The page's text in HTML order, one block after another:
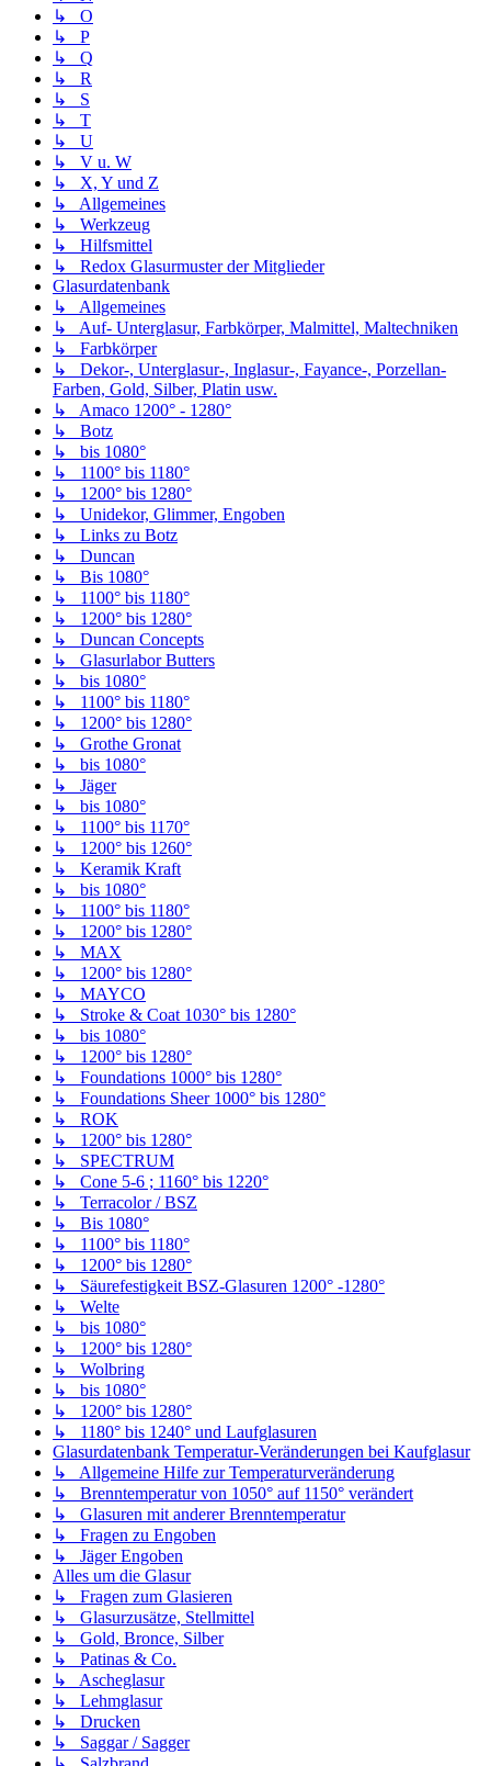
↳ O
↳ P
↳ Q
↳ R
↳ S
↳ T
↳ U
↳ V u. W
↳ X, Y und Z
↳ Allgemeines
↳ Werkzeug
↳ Hilfsmittel
↳ Redox Glasurmuster der Mitglieder
Glasurdatenbank
↳ Allgemeines
↳ Auf- Unterglasur, Farbkörper, Malmittel, Maltechniken
↳ Farbkörper
↳ Dekor-, Unterglasur-, Inglasur-, Fayance-, Porzellan-
Farben, Gold, Silber, Platin usw.
↳ Amaco 1200° - 1280°
↳ Botz
↳ bis 1080°
↳ 1100° bis 1180°
↳ 1200° bis 1280°
↳ Unidekor, Glimmer, Engoben
↳ Links zu Botz
↳ Duncan
↳ Bis 1080°
↳ 1100° bis 1180°
↳ 1200° bis 1280°
↳ Duncan Concepts
↳ Glasurlabor Butters
↳ bis 1080°
↳ 1100° bis 1180°
↳ 1200° bis 1280°
↳ Grothe Gronat
↳ bis 1080°
↳ Jäger
↳ bis 1080°
↳ 1100° bis 1170°
↳ 1200° bis 1260°
↳ Keramik Kraft
↳ bis 1080°
↳ 1100° bis 1180°
↳ 1200° bis 1280°
↳ MAX
↳ 1200° bis 1280°
↳ MAYCO
↳ Stroke & Coat 1030° bis 1280°
↳ bis 1080°
↳ 1200° bis 1280°
↳ Foundations 1000° bis 1280°
↳ Foundations Sheer 1000° bis 1280°
↳ ROK
↳ 1200° bis 1280°
↳ SPECTRUM
↳ Cone 5-6 ; 1160° bis 1220°
↳ Terracolor / BSZ
↳ Bis 1080°
↳ 1100° bis 1180°
↳ 1200° bis 1280°
↳ Säurefestigkeit BSZ-Glasuren 1200° -1280°
↳ Welte
↳ bis 1080°
↳ 1200° bis 1280°
↳ Wolbring
↳ bis 1080°
↳ 1200° bis 1280°
↳ 1180° bis 1240° und Laufglasuren
Glasurdatenbank Temperatur-Veränderungen bei Kaufglasur
↳ Allgemeine Hilfe zur Temperaturveränderung
↳ Brenntemperatur von 1050° auf 1150° verändert
↳ Glasuren mit anderer Brenntemperatur
↳ Fragen zu Engoben
↳ Jäger Engoben
Alles um die Glasur
↳ Fragen zum Glasieren
↳ Glasurzusätze, Stellmittel
↳ Gold, Bronce, Silber
↳ Patinas & Co.
↳ Ascheglasur
↳ Lehmglasur
↳ Drucken
↳ Saggar / Sagger